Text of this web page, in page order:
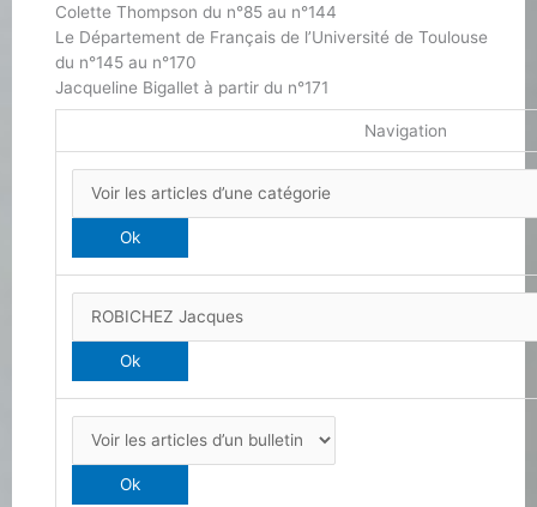
Colette Thompson du n°85 au n°144
Le Département de Français de l’Université de Toulouse
du n°145 au n°170
Jacqueline Bigallet à partir du n°171
Navigation